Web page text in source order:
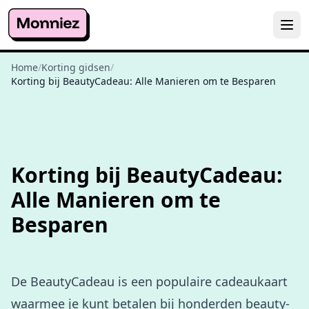
Home/Korting gidsen/
Korting bij BeautyCadeau: Alle Manieren om te Besparen
Korting bij BeautyCadeau:
Alle Manieren om te
Besparen
De BeautyCadeau is een populaire cadeaukaart
waarmee je kunt betalen bij honderden beauty-